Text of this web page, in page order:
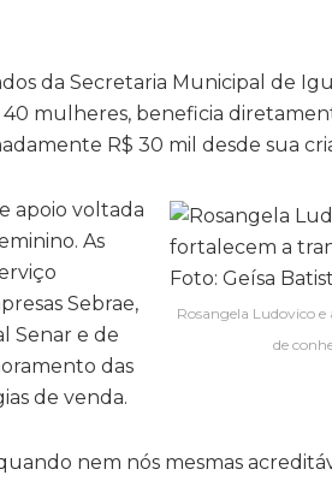
da Secretaria Municipal de
mulheres, beneficia
R$ 30 mil desde sua
Rosangela Ludovico
de
apoio voltada
As
Sebrae,
Senar e de
das
de venda.
nem nós mesmas